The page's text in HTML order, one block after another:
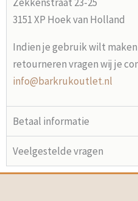
3151 XP Hoek van Holland
Indien je gebruik wilt
retourneren vragen wij je
info@barkrukoutlet.nl
Betaal informatie
Veelgestelde vragen